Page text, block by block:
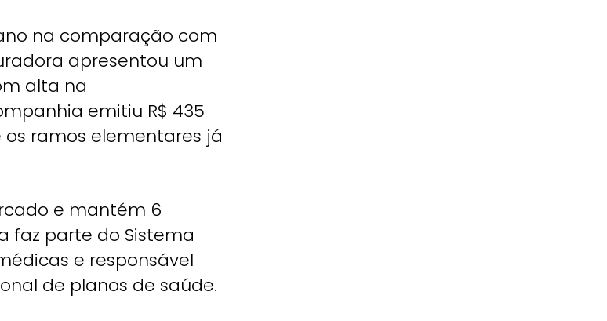
na comparação com
apresentou um
alta na
emitiu R$ 435
ramos elementares já
e mantém 6
faz parte do Sistema
e responsável
de planos de saúde.